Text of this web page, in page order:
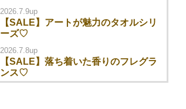
2026.7.9up
【SALE】アートが魅力のタオルシリ
ーズ♡
2026.7.8up
【SALE】落ち着いた香りのフレグラ
ンス♡